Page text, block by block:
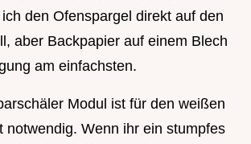
den Ofenspargel direkt auf den
aber Backpapier auf einem Blech
am einfachsten.
Modul ist für den weißen
notwendig. Wenn ihr ein stumpfes